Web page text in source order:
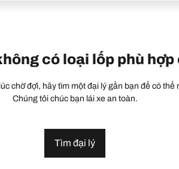
có loại lốp phù hợp
chờ đợi, hãy tìm một đại lý gần bạn để có
Chúng tôi chúc bạn lái xe an toàn.
Tìm đại lý